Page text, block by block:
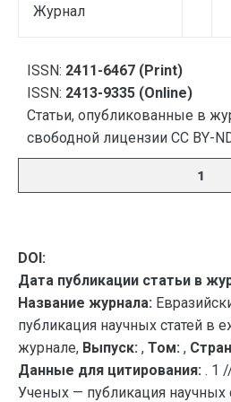
Журнал
ISSN: 2411-6467 (Print)
ISSN: 2413-9335 (Online)
Статьи, опубликованные в
свободной лицензии CC BY-
1
DOI:
Дата публикации статьи в
Название журнала:
публикация научных статей в
журнале, Выпуск: , Том: ,
Данные для цитирования: . 1
Ученых — публикация научных